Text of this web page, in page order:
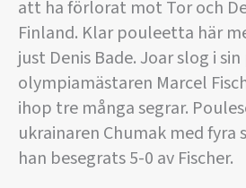
att ha förlorat mot Tor och
Finland. Klar pouleetta här
just Denis Bade. Joar slog i
olympiamästaren Marcel
ihop tre många segrar.
ukrainaren Chumak med
han besegrats 5-0 av Fischer.